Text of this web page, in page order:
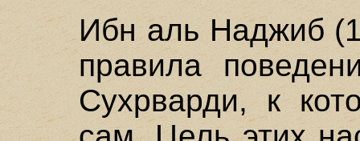
Ибн аль Наджиб
правила
Сухрварди, к